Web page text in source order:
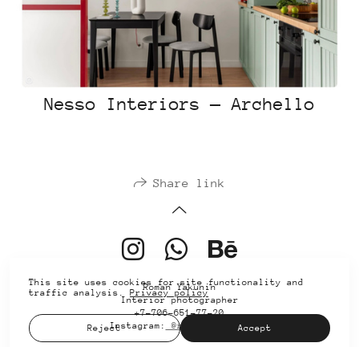
Nesso Interiors — Archello
Share link
Roman Yakunin
Interior photographer
+7-706-651-77-20
Instagram:
@romeindaworld
This site uses cookies for site functionality and
traffic analysis. Privacy policy
Reject Accept